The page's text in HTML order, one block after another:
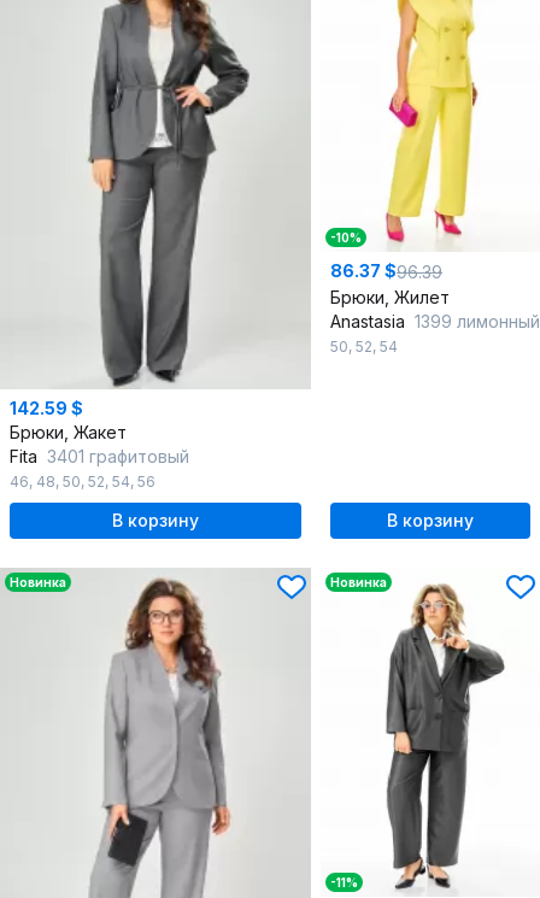
142.59 $
Брюки, Жакет
Fita 3401 графитовый
46, 48, 50, 52, 54, 56
В корзину
-10%
86.37 $96.39
Брюки, Жилет
Anastasia 1399 лимонный
50, 52, 54
В корзину
Новинка Новинка
-11%